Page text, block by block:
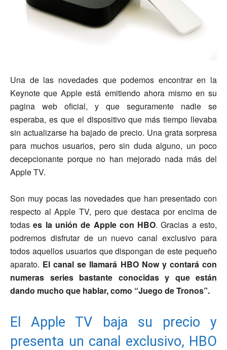
Una de las novedades que podemos encontrar en la
Keynote que Apple está emitiendo ahora mismo en su
pagina web oficial, y que seguramente nadie se
esperaba, es que el dispositivo que más tiempo llevaba
sin actualizarse ha bajado de precio. Una grata sorpresa
para muchos usuarios, pero sin duda alguno, un poco
decepcionante porque no han mejorado nada más del
Apple TV.
Son muy pocas las novedades que han presentado con
respecto al Apple TV, pero que destaca por encima de
todas es la unión de Apple con HBO. Gracias a esto,
podremos disfrutar de un nuevo canal exclusivo para
todos aquellos usuarios que dispongan de este pequeño
aparato. El canal se llamará HBO Now y contará con
numeras series bastante conocidas y que están
dando mucho que hablar, como “Juego de Tronos”.
El Apple TV baja su precio y
presenta un canal exclusivo, HBO